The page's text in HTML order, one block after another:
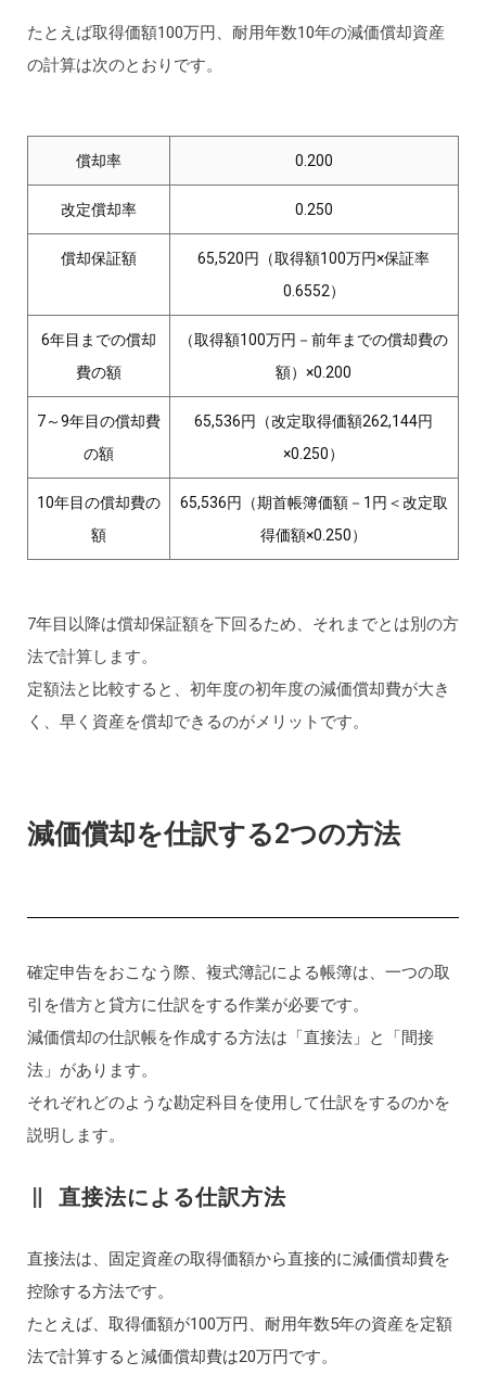
たとえば取得価額100万円、耐用年数10年の減価償却資産
の計算は次のとおりです。
償却率 0.200
改定償却率 0.250
償却保証額
65,520円（取得額100万円×保証率
0.6552）
6年目までの償却
費の額
（取得額100万円－前年までの償却費の
額）×0.200
7～9年目の償却費
の額
65,536円（改定取得価額262,144円
×0.250）
10年目の償却費の
額
65,536円（期首帳簿価額－1円＜改定取
得価額×0.250）
7年目以降は償却保証額を下回るため、それまでとは別の方
法で計算します。
定額法と比較すると、初年度の初年度の減価償却費が大き
く、早く資産を償却できるのがメリットです。
減価償却を仕訳する2つの方法
確定申告をおこなう際、複式簿記による帳簿は、一つの取
引を借方と貸方に仕訳をする作業が必要です。
減価償却の仕訳帳を作成する方法は「直接法」と「間接
法」があります。
それぞれどのような勘定科目を使用して仕訳をするのかを
説明します。
直接法による仕訳方法
直接法は、固定資産の取得価額から直接的に減価償却費を
控除する方法です。
たとえば、取得価額が100万円、耐用年数5年の資産を定額
法で計算すると減価償却費は20万円です。